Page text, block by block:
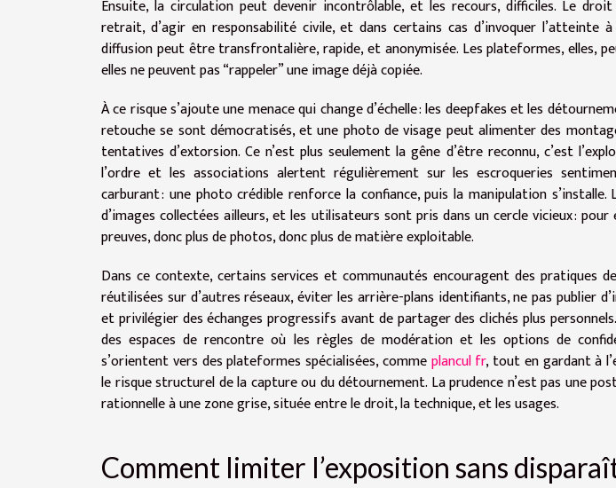
Ensuite, la circulation peut devenir incontrôlable, et les recours, difficiles. Le
retrait, d’agir en responsabilité civile, et dans certains cas d’invoquer l’atteinte
diffusion peut être transfrontalière, rapide, et anonymisée. Les plateformes, elles,
elles ne peuvent pas “rappeler” une image déjà copiée.
À ce risque s’ajoute une menace qui change d’échelle : les deepfakes et les
retouche se sont démocratisés, et une photo de visage peut alimenter des
tentatives d’extorsion. Ce n’est plus seulement la gêne d’être reconnu, c’est
l’ordre et les associations alertent régulièrement sur les escroqueries
carburant : une photo crédible renforce la confiance, puis la manipulation
d’images collectées ailleurs, et les utilisateurs sont pris dans un cercle vicieux :
preuves, donc plus de photos, donc plus de matière exploitable.
Dans ce contexte, certains services et communautés encouragent des pratiques
réutilisées sur d’autres réseaux, éviter les arrière-plans identifiants, ne pas publier
et privilégier des échanges progressifs avant de partager des clichés plus
des espaces de rencontre où les règles de modération et les options de
s’orientent vers des plateformes spécialisées, commeplancul fr, tout en gardant à
le risque structurel de la capture ou du détournement. La prudence n’est pas une
rationnelle à une zone grise, située entre le droit, la technique, et les usages.
Comment limiter l’exposition sans